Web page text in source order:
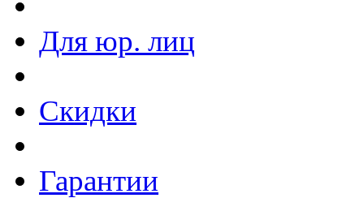
Для юр. лиц
Скидки
Гарантии